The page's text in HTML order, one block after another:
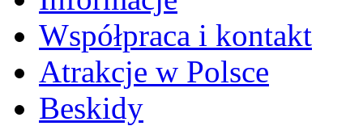
Współpraca i kontakt
Atrakcje w Polsce
Beskidy